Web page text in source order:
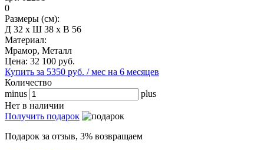
0
Размеры (см):
Д 32 x Ш 38 x В 56
Материал:
Мрамор, Металл
Цена: 32 100 руб.
Купить за 5350 руб. / мес на 6 месяцев
Количество
minus
plus
Нет в наличии
Получить подарок
Подарок за отзыв, 3% возвращаем